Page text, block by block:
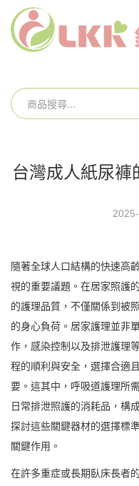
台灣成人紙尿
隨著全球人口結構的快速高
視的重要議題。在居家照護
的護理品質，不僅關係到被
的身心負荷。居家護理並非
作，感染控制以及排泄護理
程的順利與安全，選擇合適
要。這其中，呼吸道護理所
日常排泄照護的消耗品，構
探討這些關鍵器材的選擇標
關鍵作用。
在許多重症或長期臥床長者